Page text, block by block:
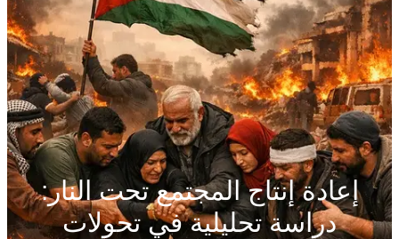
إعادة إنتاج المجتمع تحت النار:
دراسة تحليلية في تحولات